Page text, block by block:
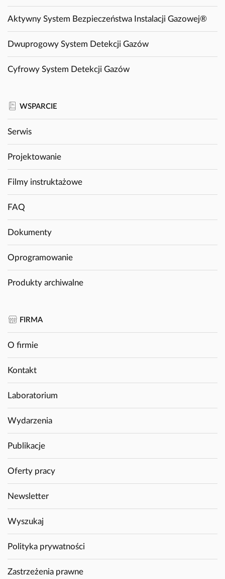
Aktywny System Bezpieczeństwa Instalacji Gazowej®
Dwuprogowy System Detekcji Gazów
Cyfrowy System Detekcji Gazów
WSPARCIE
Serwis
Projektowanie
Filmy instruktażowe
FAQ
Dokumenty
Oprogramowanie
Produkty archiwalne
FIRMA
O firmie
Kontakt
Laboratorium
Wydarzenia
Publikacje
Oferty pracy
Newsletter
Wyszukaj
Polityka prywatności
Zastrzeżenia prawne